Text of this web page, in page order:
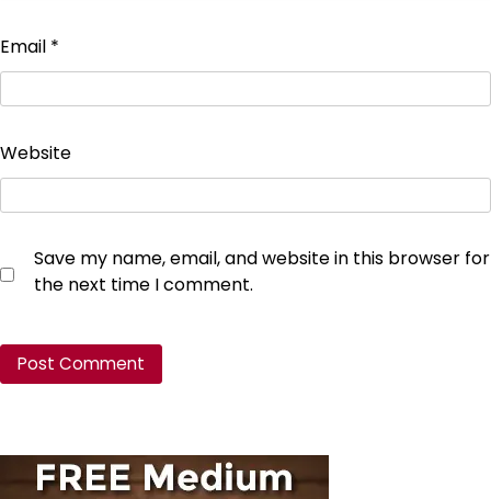
Email *
Website
Save my name, email, and website in this browser for
the next time I comment.